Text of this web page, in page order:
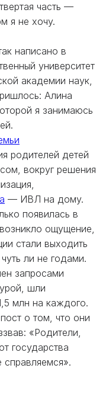
часть —
я не хочу.
написано в
университет
академии наук,
Алина
я занимаюсь
родителей детей
вокруг решения
— ИВЛ на дому.
появилась в
ощущение,
стали выходить
ли не годами.
запросами
шли
млн на каждого.
о том, что они
«Родители,
государства